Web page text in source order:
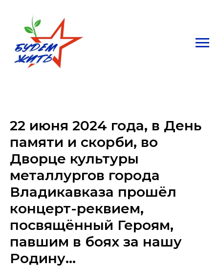
22 июня 2024 года, в День
памяти и скорби, во
Дворце культуры
металлургов города
Владикавказа прошёл
концерт-реквием,
посвящённый Героям,
павшим в боях за нашу
Родину...